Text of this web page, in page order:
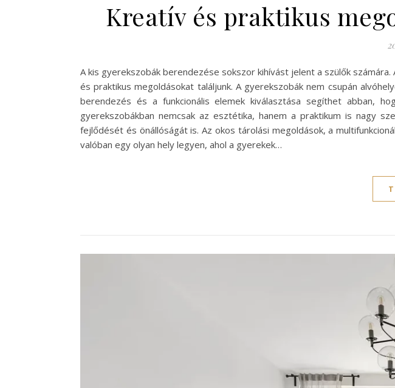
Kreatív és praktikus
A kis gyerekszobák berendezése sokszor kihívást jelent a szülők
és praktikus megoldásokat találjunk. A gyerekszobák nem csupán
berendezés és a funkcionális elemek kiválasztása segíthet abban,
gyerekszobákban nemcsak az esztétika, hanem a praktikum is nagy
fejlődését és önállóságát is. Az okos tárolási megoldások, a
valóban egy olyan hely legyen, ahol a gyerekek…